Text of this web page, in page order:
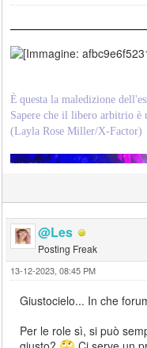
È 'questa la maledizione
Sapere che il libero arbitrio è
(Layla Rose Miller/X-Factor)
@Les
Posting Freak
13-12-2023, 08:45 PM
Giustocielo... In che
Per le role sì, si può